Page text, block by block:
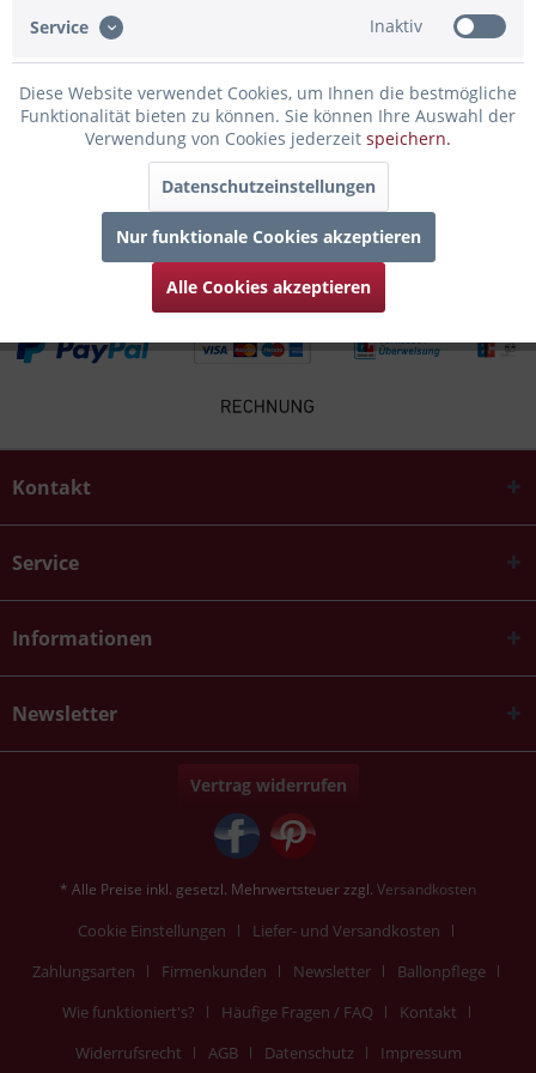
Bewertungen lesen, schreiben und diskutieren...
mehr
Infos zum Hersteller
Folgende Infos zum Hersteller sind verfübar......mehr
Kunden kauften auch
Kunden haben sich ebenfalls angesehen
Kontakt
Service
Informationen
Newsletter
Vertrag widerrufen
* Alle Preise inkl. gesetzl. Mehrwertsteuer zzgl. Versandkosten
Cookie Einstellungen
Liefer- und Versandkosten
Zahlungsarten
Firmenkunden Newsletter
Ballonpflege
Wie funktioniert's?
Häufige Fragen / FAQ
Kontakt
Widerrufsrecht
AGB Datenschutz Impressum
Service Inaktiv
Diese Website verwendet Cookies, um Ihnen die bestmögliche
Funktionalität bieten zu können. Sie können Ihre Auswahl der
Verwendung von Cookies jederzeit speichern.
Datenschutzeinstellungen
Nur funktionale Cookies akzeptieren
Alle Cookies akzeptieren